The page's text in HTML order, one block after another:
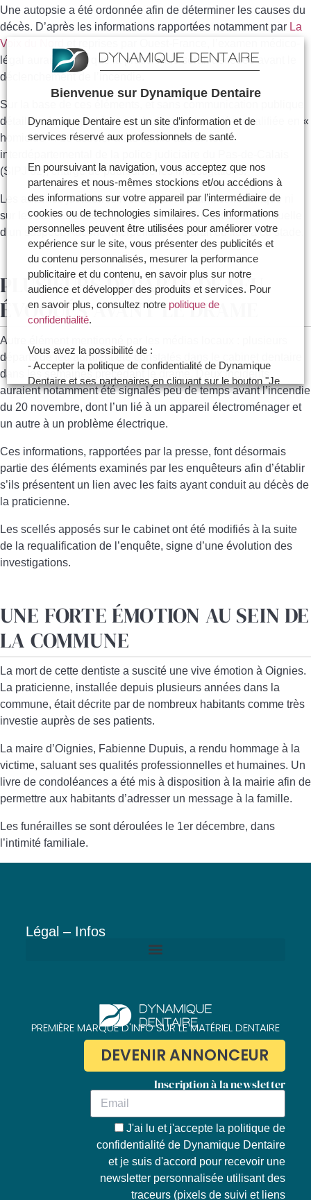
Une autopsie a été ordonnée afin de déterminer les causes du
décès. D’après les informations rapportées notamment par La
Voix
légal aurait révélé que la praticienne serait décédée avant le
déclenchement de l’incendie.
Sur la base de ces éléments, et sans communication publique
détaillée du parquet à ce stade, l’enquête a été requalifiée en «
homicide ». Le dossier a été confié au service
interdépartemental de la police judiciaire du Pas-de-Calais
(SIPJ 62), chargé de poursuivre les investigations.
Les autorités judiciaires n’ont, pour l’instant, communiqué ni
sur les causes exactes du décès, ni sur l’existence éventuelle
d’un suspect. Aucune interpellation n’aurait eu lieu à ce stade.
PLUSIEURS DÉPARTS DE FEU
ÉVOQUÉS AVANT LE DRAME
Autre élément mentionné par les médias locaux : plusieurs
départs de feu auraient été constatés dans le cabinet dentaire
dans les semaines précédant le drame. Deux incidents
auraient notamment été signalés peu de temps avant l’incendie
du 20 novembre, dont l’un lié à un appareil électroménager et
un autre à un problème électrique.
Ces informations, rapportées par la presse, font désormais
partie des éléments examinés par les enquêteurs afin d’établir
s’ils présentent un lien avec les faits ayant conduit au décès de
la praticienne.
Les scellés apposés sur le cabinet ont été modifiés à la suite
de la requalification de l’enquête, signe d’une évolution des
investigations.
UNE FORTE ÉMOTION AU SEIN DE
LA COMMUNE
La mort de cette dentiste a suscité une vive émotion à Oignies.
La praticienne, installée depuis plusieurs années dans la
commune, était décrite par de nombreux habitants comme très
investie auprès de ses patients.
La maire d’Oignies, Fabienne Dupuis, a rendu hommage à la
victime, saluant ses qualités professionnelles et humaines. Un
livre de condoléances a été mis à disposition à la mairie afin de
permettre aux habitants d’adresser un message à la famille.
Les funérailles se sont déroulées le 1er décembre, dans
l’intimité familiale.
Légal – Infos
PREMIÈRE MARQUE D'INFO SUR LE MATÉRIEL DENTAIRE
DEVENIR ANNONCEUR
Inscription à la newsletter
J'ai lu et j'accepte la politique de
confidentialité de Dynamique Dentaire
et je suis d'accord pour recevoir une
newsletter personnalisée utilisant des
traceurs (pixels de suivi et liens
Bienvenue sur Dynamique Dentaire
Dynamique Dentaire est un site d’information et de
services réservé aux professionnels de santé.
En poursuivant la navigation, vous acceptez que nos
partenaires et nous-mêmes stockions et/ou accédions à
des informations sur votre appareil par l’intermédiaire de
cookies ou de technologies similaires. Ces informations
personnelles peuvent être utilisées pour améliorer votre
expérience sur le site, vous présenter des publicités et
du contenu personnalisés, mesurer la performance
publicitaire et du contenu, en savoir plus sur notre
audience et développer des produits et services. Pour
en savoir plus, consultez notre politique de
confidentialité.
Vous avez la possibilité de :
- Accepter la politique de confidentialité de Dynamique
Dentaire et ses partenaires en cliquant sur le bouton "Je
certifie être un professionnel de santé et accepte la
politique de confidentialité"
- Paramétrer vos choix pour accepter les cookies ou
préférences"
Je certifie être un professionnel de santé et je
Je certifie être un professionnel de
santé et accepte la politique de
confidentialité